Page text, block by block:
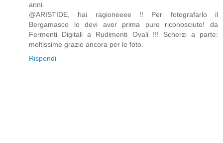
anni.
@ARISTIDE, hai ragioneeee !! Per fotografarlo il
Bergamasco lo devi aver prima pure riconosciuto! da
Fermenti Digitali a Rudimenti Ovali !!! Scherzi a parte:
moltissime grazie ancora per le foto.
Rispondi